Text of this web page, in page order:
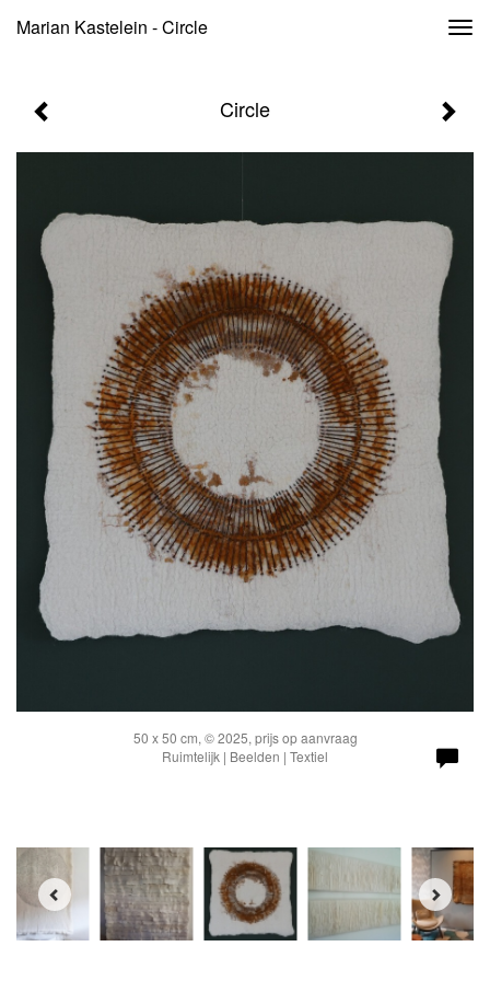
Marian Kastelein - Circle
Circle
50 x 50 cm, © 2025, prijs op aanvraag
Ruimtelijk | Beelden | Textiel